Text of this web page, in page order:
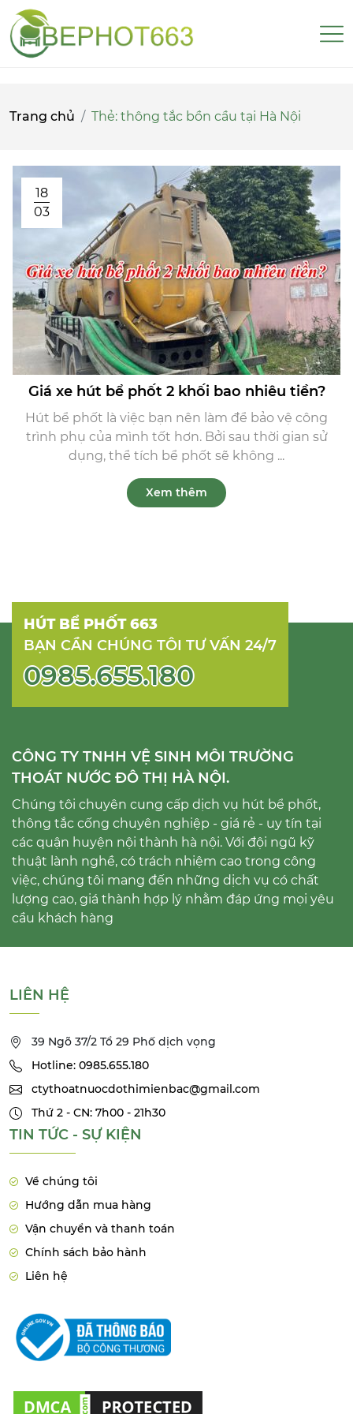
Trang chủ Thẻ: thông tắc bồn cầu tại Hà Nội
18
03
Giá xe hút bể phốt 2 khối bao nhiêu tiền?
Hút bể phốt là việc bạn nên làm để bảo vệ công
trình phụ của mình tốt hơn. Bởi sau thời gian sử
dụng, thể tích bể phốt sẽ không ...
Xem thêm
HÚT BỂ PHỐT 663
BẠN CẦN CHÚNG TÔI TƯ VẤN 24/7
0985.655.180
CÔNG TY TNHH VỆ SINH MÔI TRƯỜNG
THOÁT NƯỚC ĐÔ THỊ HÀ NỘI.
Chúng tôi chuyên cung cấp dịch vụ hút bể phốt,
thông tắc cống chuyên nghiệp - giá rẻ - uy tín tại
các quận huyện nội thành hà nội. Với đội ngũ kỹ
thuật lành nghề, có trách nhiệm cao trong công
việc, chúng tôi mang đến những dịch vụ có chất
lượng cao, giá thành hợp lý nhằm đáp ứng mọi yêu
cầu khách hàng
LIÊN HỆ
39 Ngõ 37/2 Tổ 29 Phố dịch vọng
Hotline: 0985.655.180
ctythoatnuocdothimienbac@gmail.com
Thứ 2 - CN: 7h00 - 21h30
TIN TỨC - SỰ KIỆN
Về chúng tôi
Hướng dẫn mua hàng
Vận chuyển và thanh toán
Chính sách bảo hành
Liên hệ